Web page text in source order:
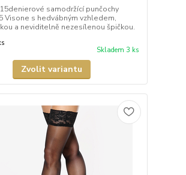
samodržící punčochy
Visone s hedvábným vzhledem,
a neviditelně nezesílenou špičkou.
Skladem 3 ks
Zvolit variantu